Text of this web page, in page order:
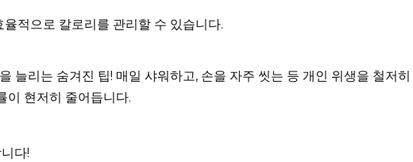
적으로 칼로리를 관리할 수 있습니다.
늘리는 숨겨진 팁! 매일 샤워하고, 손을 자주 씻는 등 개인 위생을 철저히
이 현저히 줄어듭니다.
다!